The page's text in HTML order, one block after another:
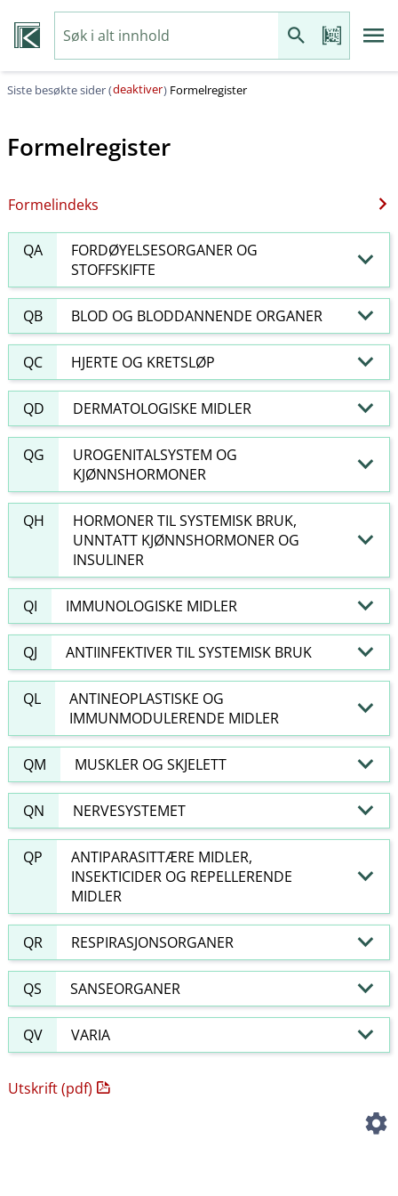
Siste besøkte sider (deaktiver) Formelregister
Formelregister
Formelindeks
QA
FORDØYELSESORGANER OG
STOFFSKIFTE
QB BLOD OG BLODDANNENDE ORGANER
QC HJERTE OG KRETSLØP
QD DERMATOLOGISKE MIDLER
QG
UROGENITALSYSTEM OG
KJØNNSHORMONER
QH
HORMONER TIL SYSTEMISK BRUK,
UNNTATT KJØNNSHORMONER OG
INSULINER
QI IMMUNOLOGISKE MIDLER
QJ ANTIINFEKTIVER TIL SYSTEMISK BRUK
QL
ANTINEOPLASTISKE OG
IMMUNMODULERENDE MIDLER
QM MUSKLER OG SKJELETT
QN NERVESYSTEMET
QP
ANTIPARASITTÆRE MIDLER,
INSEKTICIDER OG REPELLERENDE
MIDLER
QR RESPIRASJONSORGANER
QS SANSEORGANER
QV VARIA
Utskrift (pdf)